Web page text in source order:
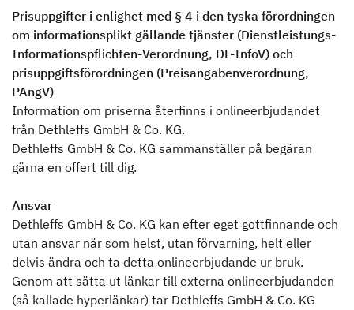
Prisuppgifter i enlighet med § 4 i den tyska förordningen
om informationsplikt gällande tjänster (Dienstleistungs-
Informationspflichten-Verordnung, DL-InfoV) och
prisuppgiftsförordningen (Preisangabenverordnung,
PAngV)
Information om priserna återfinns i onlineerbjudandet
från Dethleffs GmbH & Co. KG.
Dethleffs GmbH & Co. KG sammanställer på begäran
gärna en offert till dig.
Ansvar
Dethleffs GmbH & Co. KG kan efter eget gottfinnande och
utan ansvar när som helst, utan förvarning, helt eller
delvis ändra och ta detta onlineerbjudande ur bruk.
Genom att sätta ut länkar till externa onlineerbjudanden
(så kallade hyperlänkar) tar Dethleffs GmbH & Co. KG